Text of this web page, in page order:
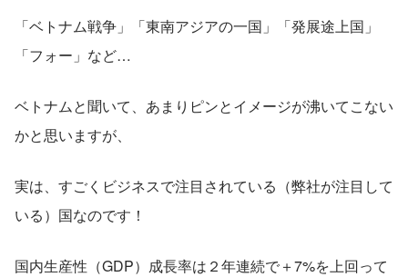
「ベトナム戦争」「東南アジアの一国」「発展途上国」
「フォー」など…
ベトナムと聞いて、あまりピンとイメージが沸いてこない
かと思いますが、
実は、すごくビジネスで注目されている（弊社が注目して
いる）国なのです！
国内生産性（GDP）成長率は２年連続で＋7%を上回って